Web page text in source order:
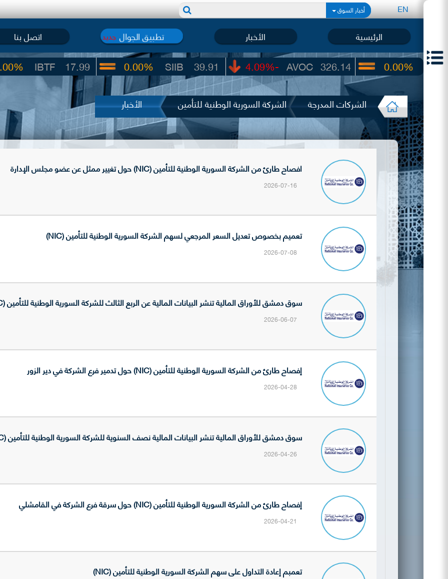
EN أخبار السوق
الرئيسية الأخبار تطبيق الجوال جديد اتصل بنا
17.99
IBTF 39.91
SIIB
0.00% 326.14
AVOC
-4.09% 22.65
UIC
0.00%
الشركات المدرجة الشركة السورية الوطنية للتأمين الأخبار
افصاح طارئ من الشركة السورية الوطنية للتأمين (NIC) حول تغيير ممثل عن عضو مجلس الإدارة
2026-07-16
تعميم بخصوص تعديل السعر المرجعي لسهم الشركة السورية الوطنية للتأمين (NIC)
2026-07-08
سوق دمشق للأوراق المالية تنشر البيانات المالية عن الربع الثالث للشركة السورية الوطنية للتأمين (NIC)لعام 2025
2026-06-07
إفصاح طارئ من الشركة السورية الوطنية للتأمين (NIC) حول تدمير فرع الشركة في دير الزور
2026-04-28
سوق دمشق للأوراق المالية تنشر البيانات المالية نصف السنوية للشركة السورية الوطنية للتأمين (NIC) عن العام 2025
2026-04-26
إفصاح طارئ من الشركة السورية الوطنية للتأمين (NIC) حول سرقة فرع الشركة في القامشلي
2026-04-21
تعمبم إعادة التداول على سهم الشركة السورية الوطنية للتأمين (NIC)